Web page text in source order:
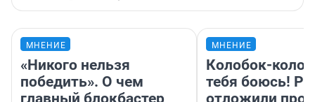
МНЕНИЕ
«Никого нельзя
победить». О чем
главный блокбастер
МНЕНИЕ
Колобок-
тебя боюсь!
отложили